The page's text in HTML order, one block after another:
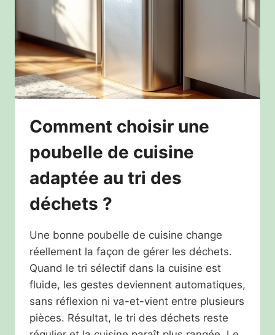
Comment choisir une
poubelle de cuisine
adaptée au tri des
déchets ?
Une bonne poubelle de cuisine change
réellement la façon de gérer les déchets.
Quand le tri sélectif dans la cuisine est
fluide, les gestes deviennent automatiques,
sans réflexion ni va-et-vient entre plusieurs
pièces. Résultat, le tri des déchets reste